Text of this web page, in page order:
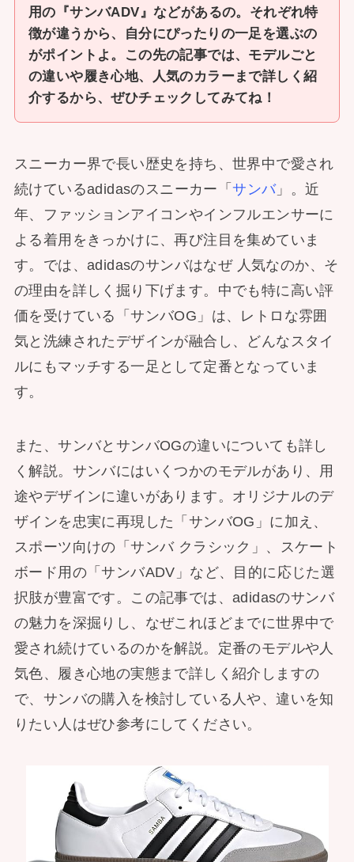
用の『サンバADV』などがあるの。それぞれ特
徴が違うから、自分にぴったりの一足を選ぶの
がポイントよ。この先の記事では、モデルごと
の違いや履き心地、人気のカラーまで詳しく紹
介するから、ぜひチェックしてみてね！
スニーカー界で長い歴史を持ち、世界中で愛され
続けているadidasのスニーカー「サンバ」。近
年、ファッションアイコンやインフルエンサーに
よる着用をきっかけに、再び注目を集めていま
す。では、adidasのサンバはなぜ 人気なのか、そ
の理由を詳しく掘り下げます。中でも特に高い評
価を受けている「サンバOG」は、レトロな雰囲
気と洗練されたデザインが融合し、どんなスタイ
ルにもマッチする一足として定番となっていま
す。
また、サンバとサンバOGの違いについても詳し
く解説。サンバにはいくつかのモデルがあり、用
途やデザインに違いがあります。オリジナルのデ
ザインを忠実に再現した「サンバOG」に加え、
スポーツ向けの「サンバ クラシック」、スケート
ボード用の「サンバADV」など、目的に応じた選
択肢が豊富です。この記事では、adidasのサンバ
の魅力を深掘りし、なぜこれほどまでに世界中で
愛され続けているのかを解説。定番のモデルや人
気色、履き心地の実態まで詳しく紹介しますの
で、サンバの購入を検討している人や、違いを知
りたい人はぜひ参考にしてください。